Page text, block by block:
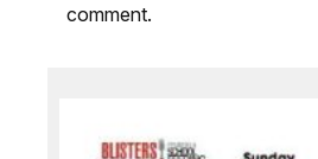
comment.